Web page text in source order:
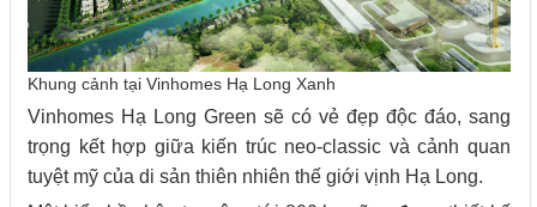
Khung cảnh tại Vinhomes Hạ Long Xanh
Vinhomes Hạ Long Green sẽ có vẻ đẹp độc đáo, sang
trọng kết hợp giữa kiến trúc neo-classic và cảnh quan
tuyệt mỹ của di sản thiên nhiên thế giới vịnh Hạ Long.